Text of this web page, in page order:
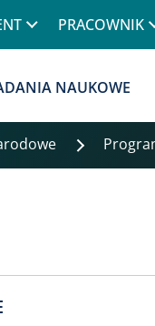
PRACOWNIK
NAUKOWE